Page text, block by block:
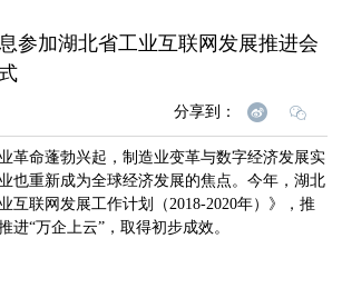
参加湖北省工业互联网发展推进会
分享到：
革命蓬勃兴起，制造业变革与数字经济发展实
也重新成为全球经济发展的焦点。今年，湖北
互联网发展工作计划（2018-2020年）》，推
进“万企上云”，取得初步成效。